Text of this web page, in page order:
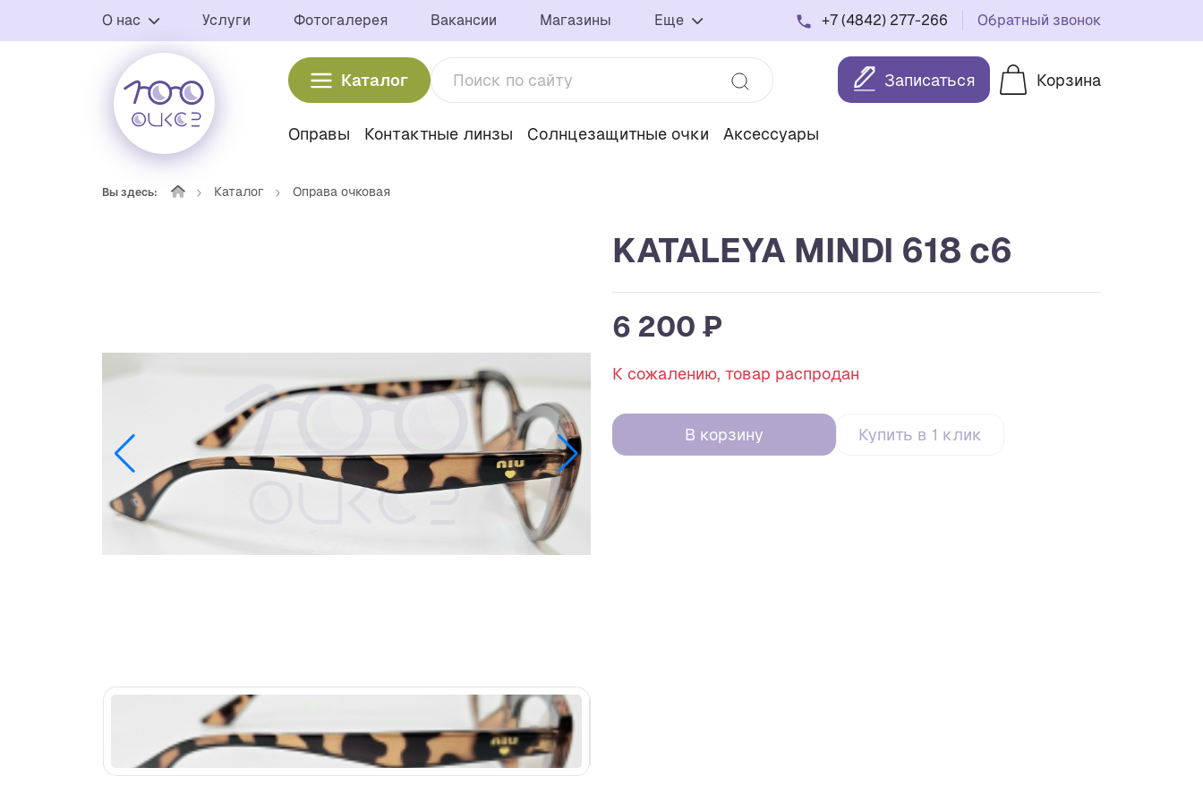
О нас Услуги Фотогалерея Вакансии Магазины Еще +7 (4842) 277-266 Обратный звонок
Каталог Записаться Корзина
Оправы Контактные линзы Солнцезащитные очки Аксессуары
Вы здесь: Каталог Оправа очковая
KATALEYA MINDI 618 c6
6 200 ₽
К сожалению, товар распродан
В корзину Купить в 1 клик